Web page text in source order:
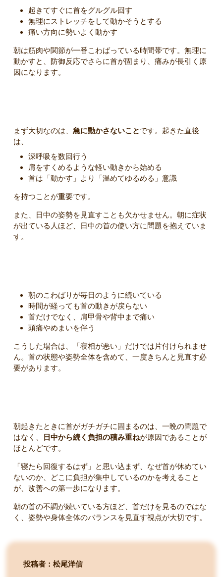
起きてすぐに首をグルグル回す
無理にストレッチをして動かそうとする
痛い方向に勢いよく動かす
朝は筋肉や関節が一番こわばっている時間帯です。無理に
動かすと、防御反応でさらに首が固まり、痛みが長引く原
因になります。
まず大切なのは、 急に動かさないことです。起きた直後
は、
深呼吸を数回行う
肩をすくめるような軽い動きから始める
首は「動かす」より「温めてゆるめる」意識
を持つことが重要です。
また、日中の姿勢を見直すことも欠かせません。朝に症状
が出ている人ほど、日中の首の使い方に問題を抱えていま
す。
朝のこわばりが毎日のように続いている
時間が経っても首の動きが戻らない
首だけでなく、肩甲骨や背中まで痛い
頭痛やめまいを伴う
こうした場合は、「寝相が悪い」だけでは片付けられませ
ん。首の状態や姿勢全体を含めて、一度きちんと見直す必
要があります。
朝起きたときに首がガチガチに固まるのは、一晩の問題で
はなく、
日中から続く負担の積み重ねが原因であることが
ほとんどです。
「寝たら回復するはず」と思い込まず、なぜ首が休めてい
ないのか、どこに負担が集中しているのかを考えること
が、改善への第一歩になります。
朝の首の不調が続いている方ほど、首だけを見るのではな
く、姿勢や身体全体のバランスを見直す視点が大切です。
投稿者：松尾洋信